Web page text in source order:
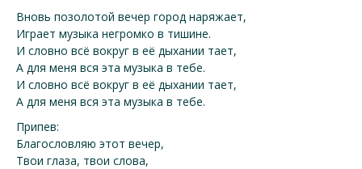
Вновь позолотой вечер город наряжает,
Играет музыка негромко в тишине.
И словно всё вокруг в её дыхании тает,
А для меня вся эта музыка в тебе.
И словно всё вокруг в её дыхании тает,
А для меня вся эта музыка в тебе.
Припев:
Благословляю этот вечер,
Твои глаза, твои слова,